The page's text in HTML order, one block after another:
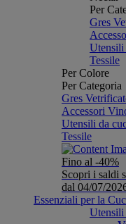
Per
Gres
Utensili
Tessile
Per Colore
Per Categoria
Gres
Accessori
Utensili da
Tessile
Fino al -40%
Scopri i saldi
dal 04/07/
Essenziali per la
Utensili